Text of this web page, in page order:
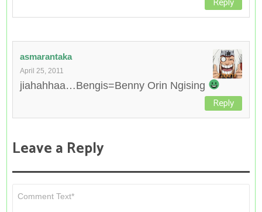
asmarantaka
April 25, 2011
jiahahhaa…Bengis=Benny Orin Ngising
Reply
Leave a Reply